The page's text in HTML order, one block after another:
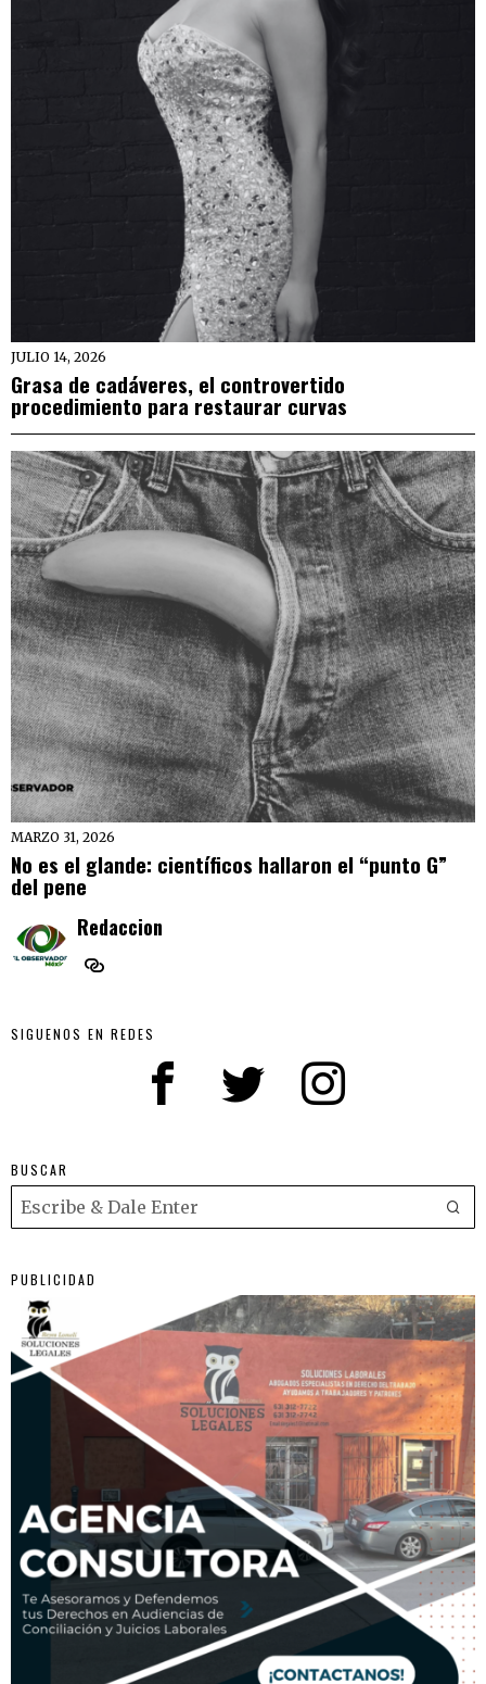
JULIO 14, 2026
Grasa de cadáveres, el controvertido
procedimiento para restaurar curvas
MARZO 31, 2026
No es el glande: científicos hallaron el “punto G”
del pene
Redaccion
SIGUENOS EN REDES
BUSCAR
PUBLICIDAD